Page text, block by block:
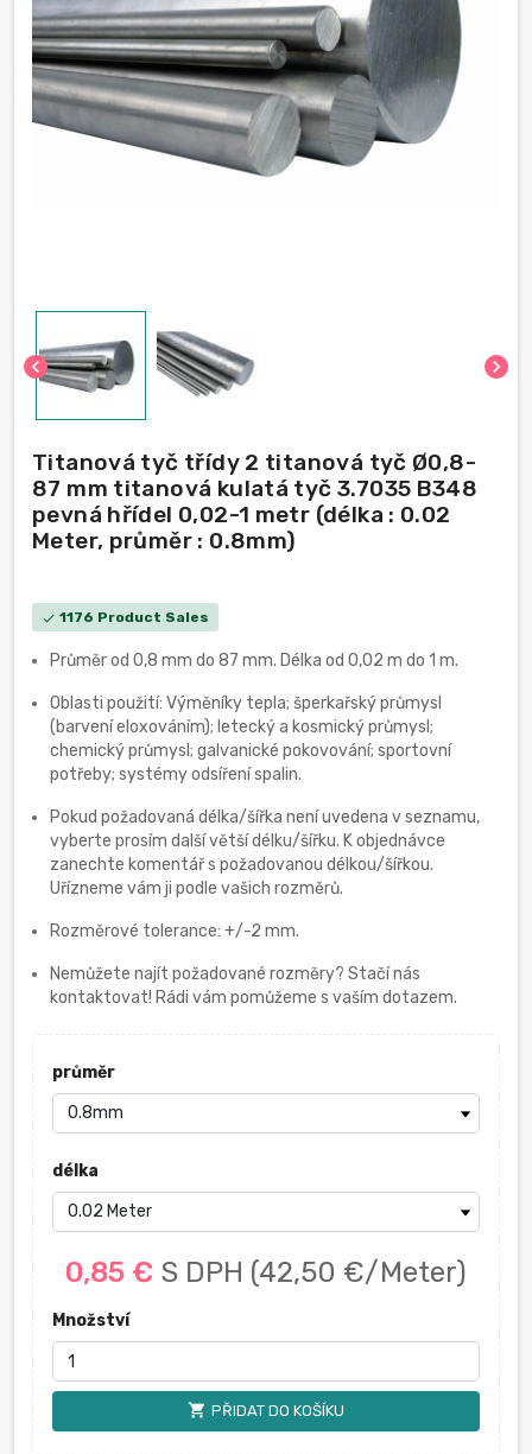
chevron_left chevron_right
Titanová tyč třídy 2 titanová tyč Ø0,8-
87 mm titanová kulatá tyč 3.7035 B348
pevná hřídel 0,02-1 metr (délka : 0.02
Meter, průměr : 0.8mm)
check 1176 Product Sales
Průměr od 0,8 mm do 87 mm. Délka od 0,02 m do 1 m.
Oblasti použití: Výměníky tepla; šperkařský průmysl
(barvení eloxováním); letecký a kosmický průmysl;
chemický průmysl; galvanické pokovování; sportovní
potřeby; systémy odsíření spalin.
Pokud požadovaná délka/šířka není uvedena v seznamu,
vyberte prosím další větší délku/šířku. K objednávce
zanechte komentář s požadovanou délkou/šířkou.
Uřízneme vám ji podle vašich rozměrů.
Rozměrové tolerance: +/-2 mm.
Nemůžete najít požadované rozměry? Stačí nás
kontaktovat! Rádi vám pomůžeme s vaším dotazem.
průměr
délka
0,85 € S DPH (42,50 €/Meter)
Množství
shopping_cart PŘIDAT DO KOŠÍKU